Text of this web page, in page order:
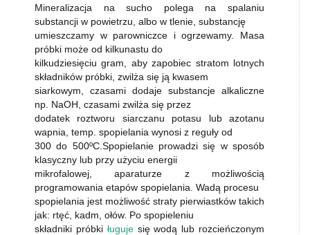
Mineralizacja na sucho polega na spalaniu
substancji w powietrzu, albo w tlenie, substancję
umieszczamy w parowniczce i ogrzewamy. Masa
próbki może od kilkunastu do
kilkudziesięciu gram, aby zapobiec stratom lotnych
składników próbki, zwilża się ją kwasem
siarkowym, czasami dodaje substancje alkaliczne
np. NaOH, czasami zwilża się przez
dodatek roztworu siarczanu potasu lub azotanu
wapnia, temp. spopielania wynosi z reguły od
300 do 500ºC.Spopielanie prowadzi się w sposób
klasyczny lub przy użyciu energii
mikrofalowej, aparaturze z możliwością
programowania etapów spopielania. Wadą procesu
spopielania jest możliwość straty pierwiastków takich
jak: rtęć, kadm, ołów. Po spopieleniu
składniki próbki ługujesię wodą lub rozcieńczonym